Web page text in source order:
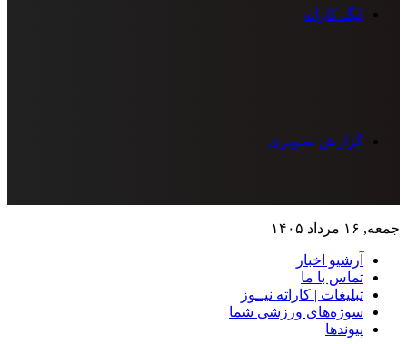
لیگ کاراته
گزارش تصویری
جمعه, ۱۶ مرداد ۱۴۰۵
آرشیو اخبار
تماس‌ با‌ ما
تبلیغات | کاراته نیــوز
سوژه‌های ورزشی شما
پیوندها